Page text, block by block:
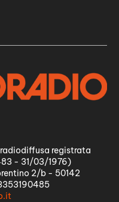
registrata
- 31/03/1976)
2/b - 50142